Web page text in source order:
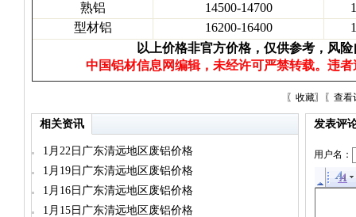
熟铝
14500-14700
型材铝
16200-16400
以上价格非官方价格，仅供参考，风险
中国铝材信息网编辑，未经许可严禁转载。违
〖 收藏〗〖 查看
相关资讯
1月22日广东清远地区废铝价格
1月19日广东清远地区废铝价格
1月16日广东清远地区废铝价格
1月15日广东清远地区废铝价格
发表评
用户名：